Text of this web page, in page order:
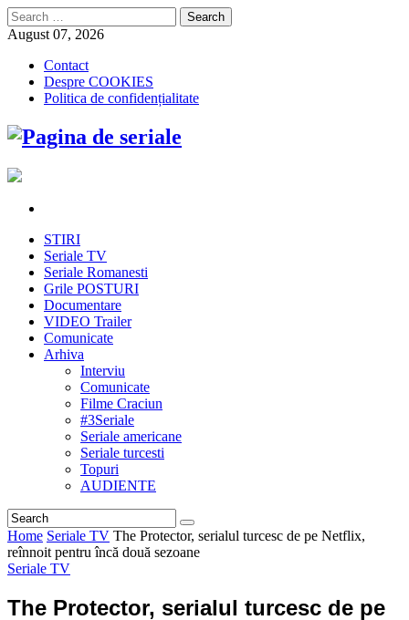
Search
for:
August 07, 2026
Contact
Despre COOKIES
Politica de confidențialitate
STIRI
Seriale TV
Seriale Romanesti
Grile POSTURI
Documentare
VIDEO Trailer
Comunicate
Arhiva
Interviu
Comunicate
Filme Craciun
#3Seriale
Seriale americane
Seriale turcesti
Topuri
AUDIENTE
Home Seriale TV The Protector, serialul turcesc de pe Netflix,
reînnoit pentru încă două sezoane
Seriale TV
The Protector, serialul turcesc de pe